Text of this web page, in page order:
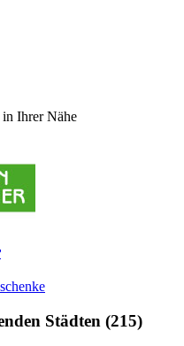
Ihrer Nähe
Städten (215)